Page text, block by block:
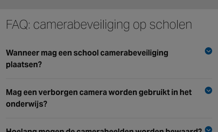
FAQ: camerabeveiliging op scholen
Wanneer mag een school camerabeveiliging
plaatsen?
Steeds meer scholen installeren beveiligingscamera’s
om vandalisme en diefstal te beperken. Dit kan echter
leraren en bezoekers. Daarom mogen scholen alleen
Mag een verborgen camera worden gebruikt in het
onderwijs?